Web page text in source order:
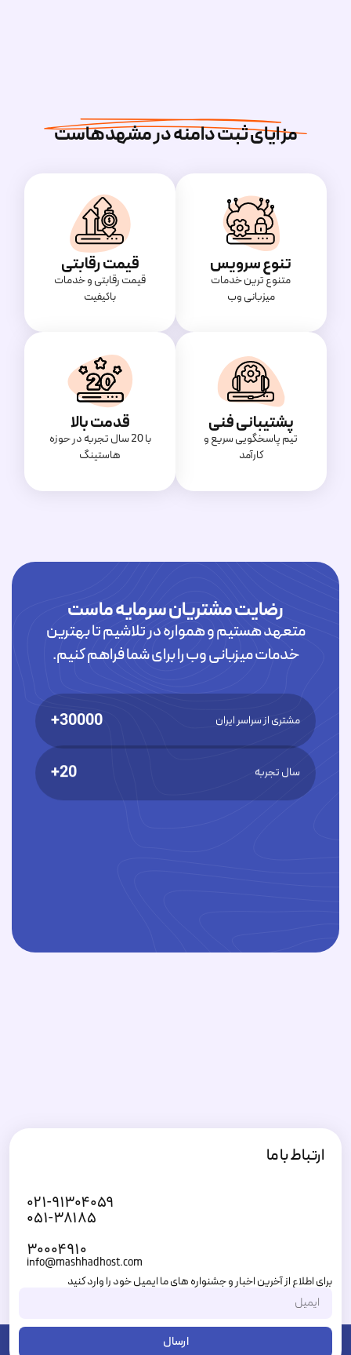
مزایای ثبت دامنه در مشهدهاست
تنوع سرویس
متنوع ترین خدمات
میزبانی وب
قیمت رقابتی
قیمت‌ رقابتی و خدمات
باکیفیت
پشتیبانی فنی
تیم پاسخگویی سریع و
کارآمد
قدمت بالا
با 20 سال تجربه در حوزه
هاستینگ
رضایت مشتریان سرمایه ماست
متعهد هستیم و همواره در تلاشیم تا بهترین
خدمات میزبانی وب را برای شما فراهم کنیم.
مشتری از سراسر ایران 30000+
سال تجربه 20+
ارتباط با ما
۰۲۱-۹۱۳۰۴۰۵۹
۰۵۱-۳۸۱۸۵
۳۰۰۰۴۹۱۰
info@mashhadhost.com
برای اطلاع از آخرین اخبار و جشنواره های ما ایمیل خود را وارد کنید
ارسال